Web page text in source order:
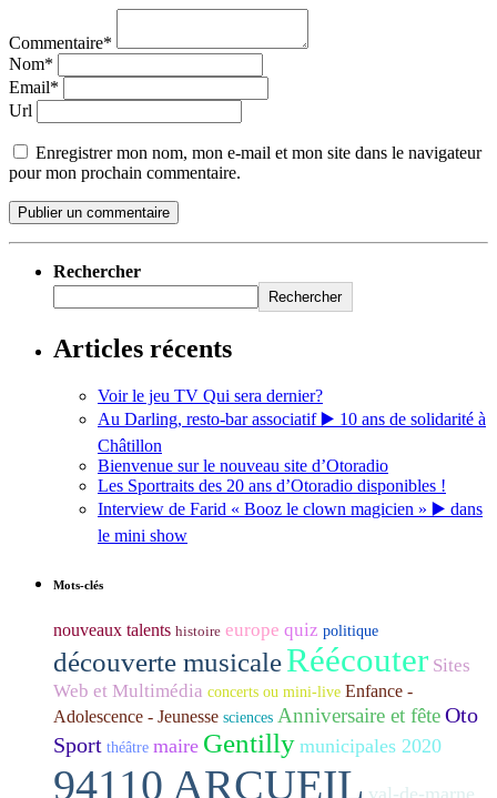
Commentaire*
Nom*
Email*
Url
Enregistrer mon nom, mon e-mail et mon site dans le navigateur
pour mon prochain commentaire.
Rechercher
Rechercher
Articles récents
Voir le jeu TV Qui sera dernier?
Au Darling, resto-bar associatif ▶️ 10 ans de solidarité à
Châtillon
Bienvenue sur le nouveau site d’Otoradio
Les Sportraits des 20 ans d’Otoradio disponibles !
Interview de Farid « Booz le clown magicien » ▶️ dans
le mini show
Mots-clés
nouveaux talents histoire europe quiz politique
découverte musicaleRéécouter Sites
Web et Multimédia concerts ou mini-live Enfance -
Adolescence - Jeunesse sciences Anniversaire et fêteOto
Sport théâtre maire Gentilly municipales 2020
94110 ARCUEIL val-de-marne